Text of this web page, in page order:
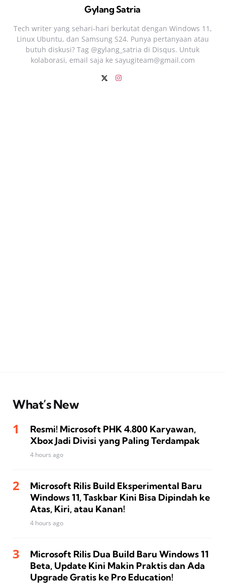
Gylang Satria
Tech writer yang sehari‑hari berkutat dengan Windows 11,
Linux Ubuntu, dan Samsung S24. Punya pertanyaan atau
butuh diskusi? Tag @gylang_satria di Disqus. Untuk
kolaborasi, email saja ke sayugiteam@gmail.com
What’s New
Resmi! Microsoft PHK 4.800 Karyawan,
Xbox Jadi Divisi yang Paling Terdampak
4 hours ago
Microsoft Rilis Build Eksperimental Baru
Windows 11, Taskbar Kini Bisa Dipindah ke
Atas, Kiri, atau Kanan!
4 hours ago
Microsoft Rilis Dua Build Baru Windows 11
Beta, Update Kini Makin Praktis dan Ada
Upgrade Gratis ke Pro Education!